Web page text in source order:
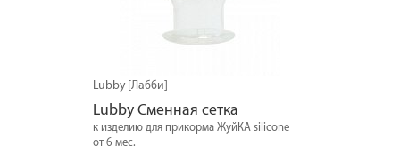
Lubby [Лабби]
Lubby Сменная сетка
к изделию для прикорма ЖуйКА silicone
от 6 мес.